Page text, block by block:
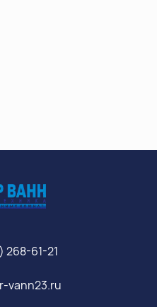
268-61-21
vann23.ru